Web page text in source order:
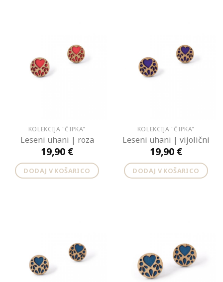
KOLEKCIJA "ČIPKA"
Leseni uhani | roza
19,90 €
DODAJ V KOŠARICO
KOLEKCIJA "ČIPKA"
Leseni uhani | vijolični
19,90 €
DODAJ V KOŠARICO